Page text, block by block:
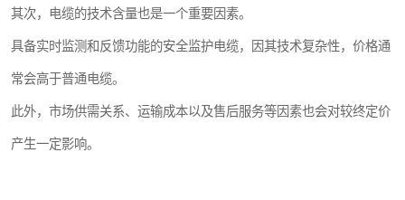
其次，电缆的技术含量也是一个重要因素。
具备实时监测和反馈功能的安全监护电缆，因其技术复杂性，价格通
常会高于普通电缆。
此外，市场供需关系、运输成本以及售后服务等因素也会对较终定价
产生一定影响。